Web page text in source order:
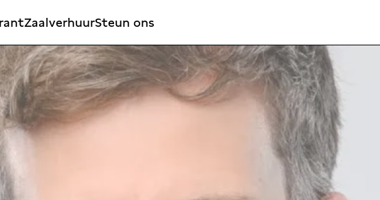
ZaalverhuurSteun ons